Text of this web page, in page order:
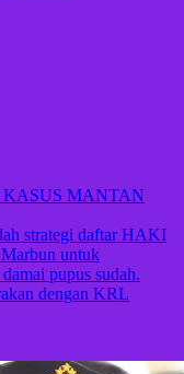
MANTAN
strategi daftar HAKI
untuk
pupus sudah.
dengan KRL